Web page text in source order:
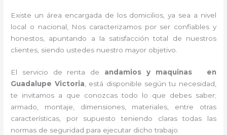
Existe un área encargada de los domicilios, ya sea a nivel
local o nacional, Nos caracterizamos por ser confiables y
honestos, apuntando a la satisfacción total de nuestros
clientes, siendo ustedes nuestro mayor objetivo.
El servicio de renta de andamios y maquinas en
Guadalupe Victoria, está disponible según tu necesidad,
te invitamos a que conozcas todo lo que debes saber;
armado, montaje, dimensiones, materiales, entre otras
características, por supuesto teniendo claras todas las
normas de seguridad para ejecutar dicho trabajo.